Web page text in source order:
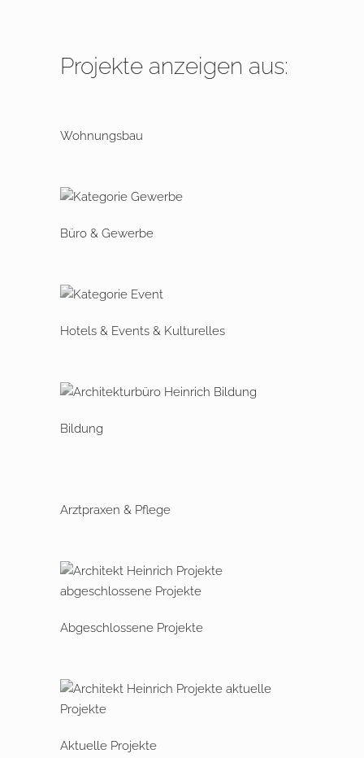
Projekte anzeigen aus:
Wohnungsbau
Büro & Gewerbe
Hotels & Events & Kulturelles
Bildung
Arztpraxen & Pflege
Abgeschlossene Projekte
Aktuelle Projekte